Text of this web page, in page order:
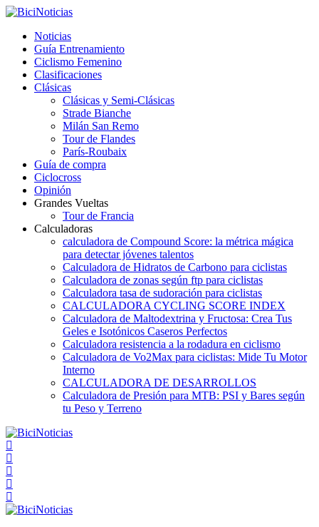
Noticias
Guía Entrenamiento
Ciclismo Femenino
Clasificaciones
Clásicas
Clásicas y Semi-Clásicas
Strade Bianche
Milán San Remo
Tour de Flandes
París-Roubaix
Guía de compra
Ciclocross
Opinión
Grandes Vueltas
Tour de Francia
Calculadoras
calculadora de Compound Score: la métrica mágica
para detectar jóvenes talentos
Calculadora de Hidratos de Carbono para ciclistas
Calculadora de zonas según ftp para ciclistas
Calculadora tasa de sudoración para ciclistas
CALCULADORA CYCLING SCORE INDEX
Calculadora de Maltodextrina y Fructosa: Crea Tus
Geles e Isotónicos Caseros Perfectos
Calculadora resistencia a la rodadura en ciclismo
Calculadora de Vo2Max para ciclistas: Mide Tu Motor
Interno
CALCULADORA DE DESARROLLOS
Calculadora de Presión para MTB: PSI y Bares según
tu Peso y Terreno